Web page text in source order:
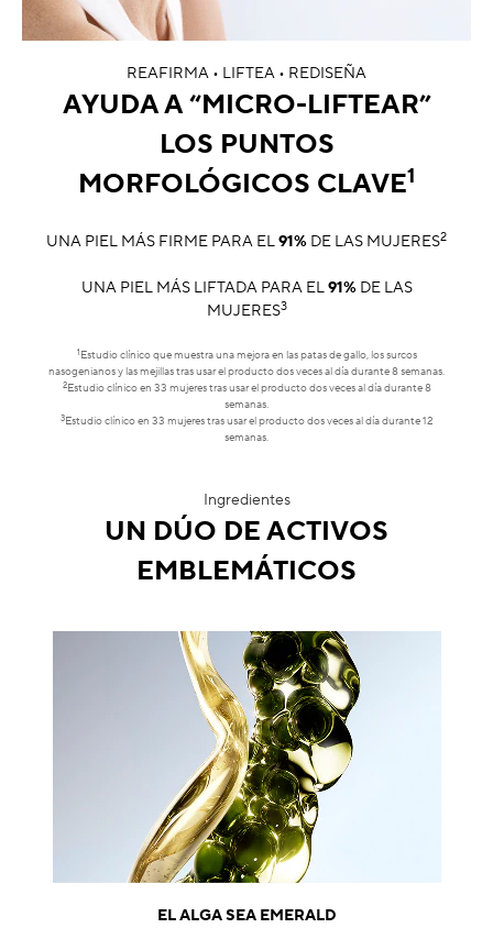
REAFIRMA • LIFTEA • REDISEÑA
AYUDA A “MICRO-LIFTEAR”
LOS PUNTOS
MORFOLÓGICOS CLAVE1
UNA PIEL MÁS FIRME PARA EL91% DE LAS MUJERES2
UNA PIEL MÁS LIFTADA PARA EL91%DE LAS
MUJERES3
1 Estudio clínico que muestra una mejora en las patas de gallo, los surcos
nasogenianos y las mejillas tras usar el producto dos veces al día durante 8 semanas.
2Estudio clínico en 33 mujeres tras usar el producto dos veces al día durante 8
semanas.
3Estudio clínico en 33 mujeres tras usar el producto dos veces al día durante 12
semanas.
Ingredientes
UN DÚO DE ACTIVOS
EMBLEMÁTICOS
EL ALGA SEA EMERALD